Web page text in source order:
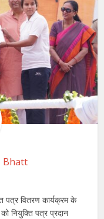
Bhatt
पत्र वितरण कार्यक्रम के
नियुक्ति पत्र प्रदान